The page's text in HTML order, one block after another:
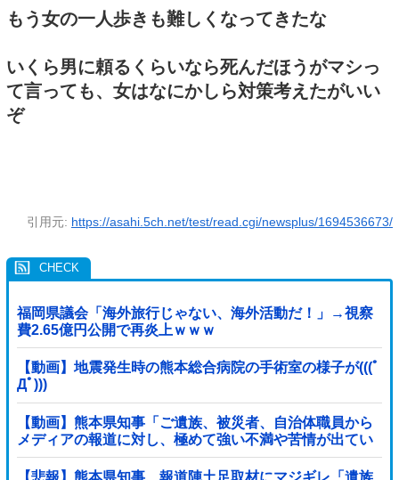
もう女の一人歩きも難しくなってきたな
いくら男に頼るくらいなら死んだほうがマシっ
て言っても、女はなにかしら対策考えたがいい
ぞ
引用元: https://asahi.5ch.net/test/read.cgi/newsplus/1694536673/
福岡県議会「海外旅行じゃない、海外活動だ！」→視察
費2.65億円公開で再炎上ｗｗｗ
【動画】地震発生時の熊本総合病院の手術室の様子が(((ﾟ
Дﾟ)))
【動画】熊本県知事「ご遺族、被災者、自治体職員から
メディアの報道に対し、極めて強い不満や苦情が出てい
る」記者「具体的には？」→
【悲報】熊本県知事、報道陣土足取材にマジギレ「遺族